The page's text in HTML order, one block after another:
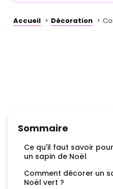
Accueil Décoration
Sommaire
Ce qu'il faut savoir
un sapin de Noël
Comment décorer un
Noël vert ?